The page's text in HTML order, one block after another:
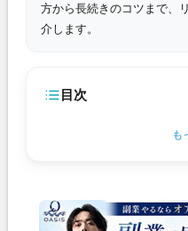
方から長続きのコツまで、
介します。
目次
も